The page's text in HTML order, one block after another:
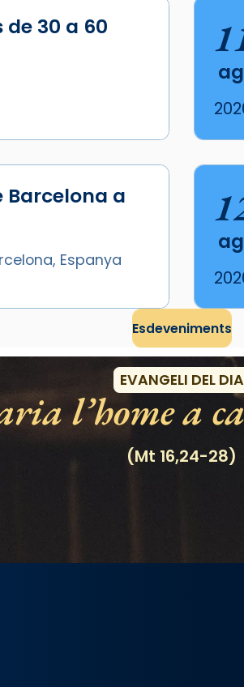
30 a 60
Barcelona a
Espanya
Esdeveniments
EVANGELI DEL DIA
l’home a
(Mt 16,24-28)